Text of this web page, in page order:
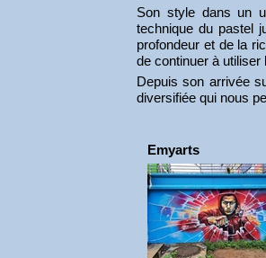
Son style dans un
technique du pastel
profondeur et de la
de continuer à
Depuis son arrivée
diversifiée qui nous
Emyarts